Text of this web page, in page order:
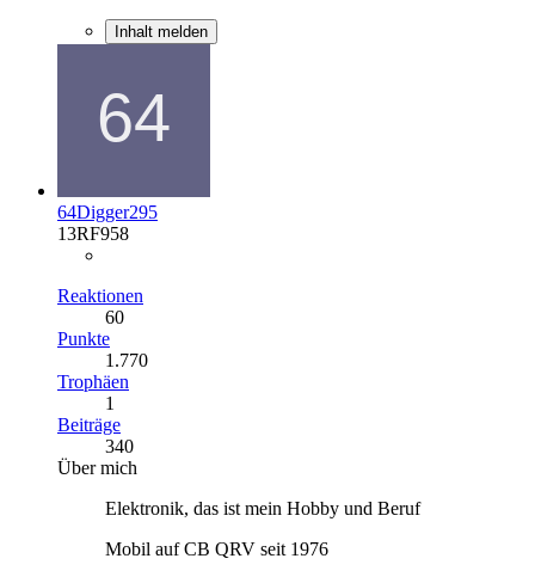
Inhalt melden
64Digger295
13RF958
Reaktionen
60
Punkte
1.770
Trophäen
1
Beiträge
340
Über mich
Elektronik, das ist mein Hobby und Beruf
Mobil auf CB QRV seit 1976